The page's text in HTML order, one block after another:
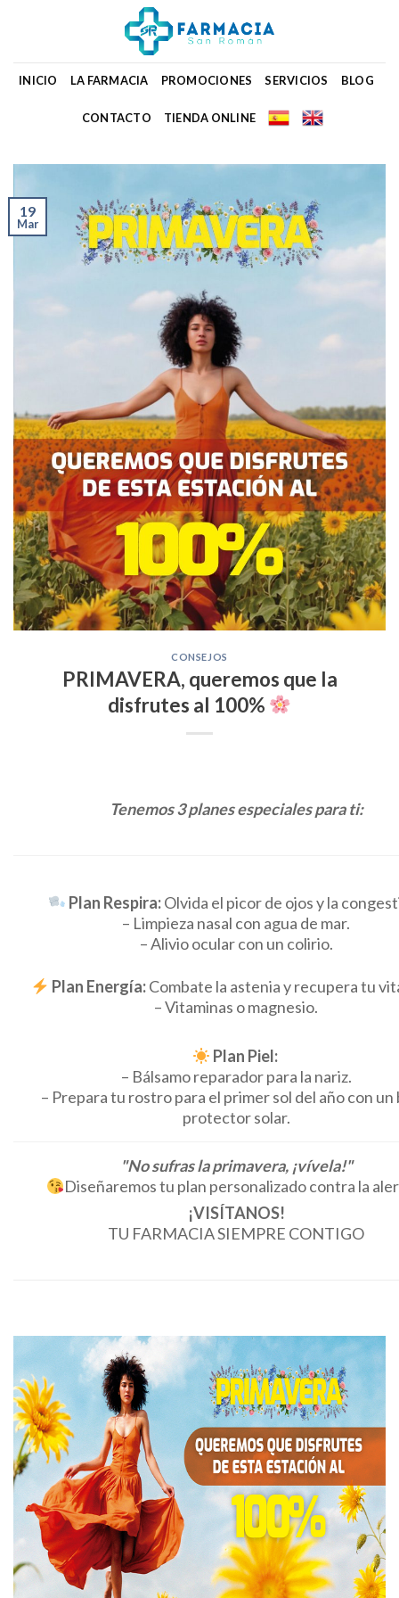
INICIO LA FARMACIA PROMOCIONES SERVICIOS BLOG
CONTACTO TIENDA ONLINE
19
Mar
CONSEJOS
PRIMAVERA, queremos que la
disfrutes al 100%
Tenemos 3 planes especiales para ti:
Plan Respira:Olvida el picor de ojos y la
– Limpieza nasal con agua de mar.
– Alivio ocular con un colirio.
Plan Energía:Combate la astenia y recupera tu
– Vitaminas o magnesio.
Plan Piel:
– Bálsamo reparador para la nariz.
– Prepara tu rostro para el primer sol del año con un
protector solar.
"No sufras la primavera, ¡vívela!"
Diseñaremos tu plan personalizado contra la
¡VISÍTANOS!
TU FARMACIA SIEMPRE CONTIGO